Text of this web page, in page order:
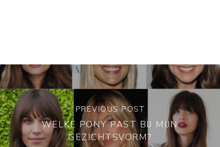
PREVIOUS POST
WELKE PONY PAST BIJ MIJN
GEZICHTSVORM?